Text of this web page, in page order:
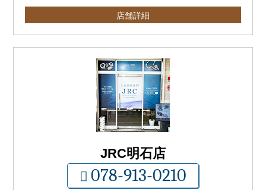
店舗詳細
JRC明石店
078-913-0210